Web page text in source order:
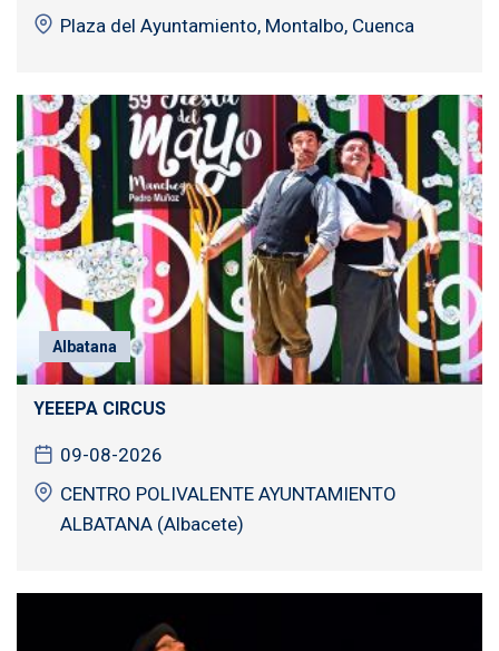
Plaza del Ayuntamiento, Montalbo, Cuenca
Albatana
YEEEPA CIRCUS
09-08-2026
CENTRO POLIVALENTE AYUNTAMIENTO
ALBATANA (Albacete)